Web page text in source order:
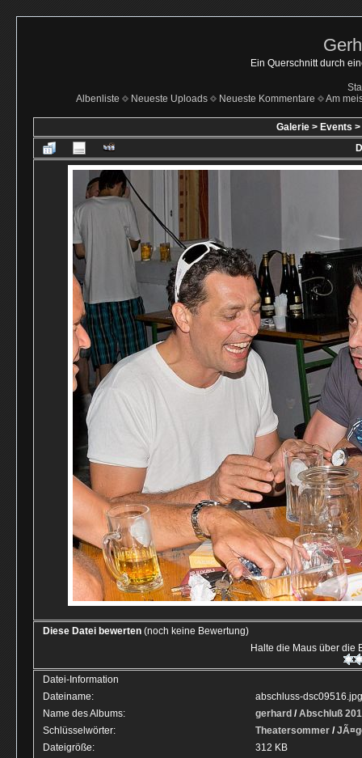
Ein Querschnitt durch
Albenliste
Neueste Uploads Neueste Kommentare Am
Galerie> Events >
Diese Datei bewerten (noch keine Bewertung)
Halte die Maus über die
Datei-Information
Dateiname:
abschluss-dsc09516.jpg
Name des Albums:
gerhard /Abschluß
Schlüsselwörter:
Theatersommer /
Dateigröße:
312 KB